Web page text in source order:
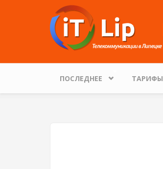
Перейти к основному содержанию
ПОСЛЕДНЕЕ ТАРИФЫ